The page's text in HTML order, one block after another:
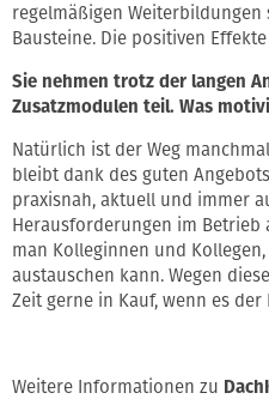
regelmäßigen
Bausteine. Die positiven
Sie nehmen trotz der langen
Zusatzmodulen teil. Was
Natürlich ist der Weg
bleibt dank des guten
praxisnah, aktuell und immer
Herausforderungen im
man Kolleginnen und
austauschen kann. Wegen
Zeit gerne in Kauf, wenn es
Weitere Informationen zu